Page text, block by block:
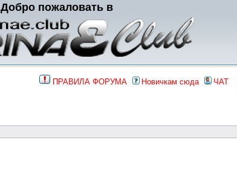
Добро пожаловать в
ПРАВИЛА ФОРУМА Новичкам сюда ЧАТ